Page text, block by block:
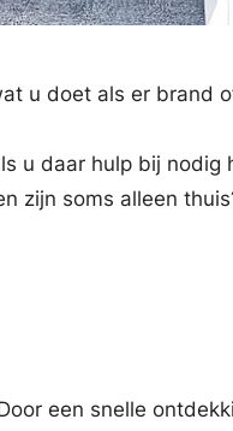
u doet als er brand
u daar hulp bij nodig
zijn soms alleen
een snelle